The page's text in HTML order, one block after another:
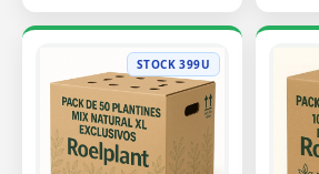
STOCK 399U